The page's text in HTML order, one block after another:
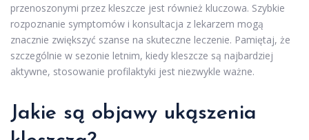
przenoszonymi przez kleszcze jest również kluczowa. Szybkie
rozpoznanie symptomów i konsultacja z lekarzem mogą
znacznie zwiększyć szanse na skuteczne leczenie. Pamiętaj, że
szczególnie w sezonie letnim, kiedy kleszcze są najbardziej
aktywne, stosowanie profilaktyki jest niezwykle ważne.
Jakie są objawy ukąszenia